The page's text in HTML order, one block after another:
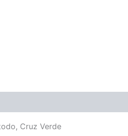
Cruz Verde